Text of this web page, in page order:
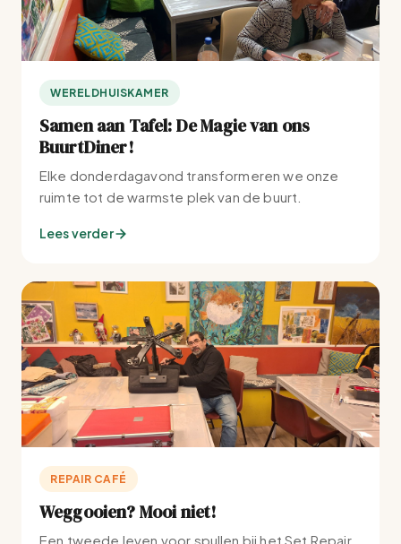
WERELDHUISKAMER
Samen aan Tafel: De Magie van ons
BuurtDiner!
Elke donderdagavond transformeren we onze
ruimte tot de warmste plek van de buurt.
Lees verder
REPAIR CAFÉ
Weggooien? Mooi niet!
Een tweede leven voor spullen bij het Set Repair